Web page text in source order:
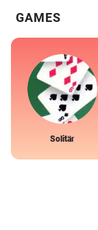
GAMES
Solitär